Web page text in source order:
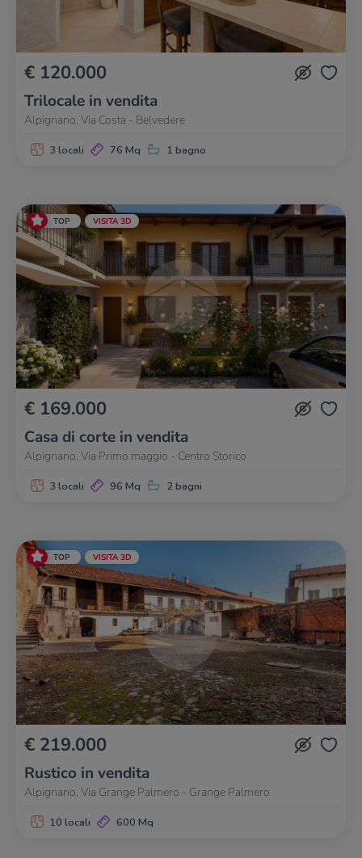
€ 120.000
Trilocale in vendita
Alpignano, Via Costa - Belvedere
3 locali 76 Mq 1 bagno
TOP VISITA 3D
€ 169.000
Casa di corte in vendita
Alpignano, Via Primo maggio - Centro Storico
3 locali 96 Mq 2 bagni
TOP VISITA 3D
€ 219.000
Rustico in vendita
Alpignano, Via Grange Palmero - Grange Palmero
10 locali 600 Mq